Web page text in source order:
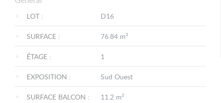
+
LOT : D16
+ SURFACE : 76.84 m²
+ ÉTAGE : 1
+ EXPOSITION : Sud Ouest
+ SURFACE BALCON : 11.2 m²